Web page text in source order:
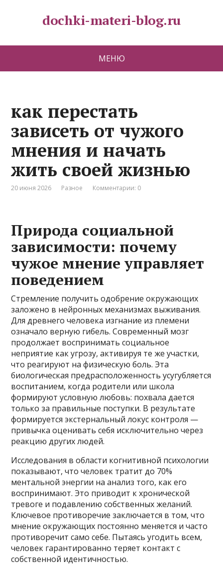
dochki-materi-blog.ru
МЕНЮ
как перестать
зависеть от чужого
мнения и начать
жить своей жизнью
20 июня 2026 Разное Комментарии: 0
Природа социальной
зависимости: почему
чужое мнение управляет
поведением
Стремление получить одобрение окружающих
заложено в нейронных механизмах выживания.
Для древнего человека изгнание из племени
означало верную гибель. Современный мозг
продолжает воспринимать социальное
неприятие как угрозу, активируя те же участки,
что реагируют на физическую боль. Эта
биологическая предрасположенность усугубляется
воспитанием, когда родители или школа
формируют условную любовь: похвала дается
только за правильные поступки. В результате
формируется экстернальный локус контроля —
привычка оценивать себя исключительно через
реакцию других людей.
Исследования в области когнитивной психологии
показывают, что человек тратит до 70%
ментальной энергии на анализ того, как его
воспринимают. Это приводит к хронической
тревоге и подавлению собственных желаний.
Ключевое противоречие заключается в том, что
мнение окружающих постоянно меняется и часто
противоречит само себе. Пытаясь угодить всем,
человек гарантированно теряет контакт с
собственной идентичностью.